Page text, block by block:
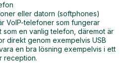
eller datorn (softphones)
VoIP-telefoner som fungerar
som en vanlig telefon, däremot är
direkt genom exempelvis USB
en bra lösning exempelvis i ett
reception.